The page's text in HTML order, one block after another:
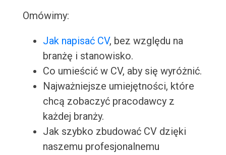
Omówimy:
Jak napisać CV, bez względu na
branżę i stanowisko.
Co umieścić w CV, aby się wyróżnić.
Najważniejsze umiejętności, które
chcą zobaczyć pracodawcy z
każdej branży.
Jak szybko zbudować CV dzięki
naszemu profesjonalnemu